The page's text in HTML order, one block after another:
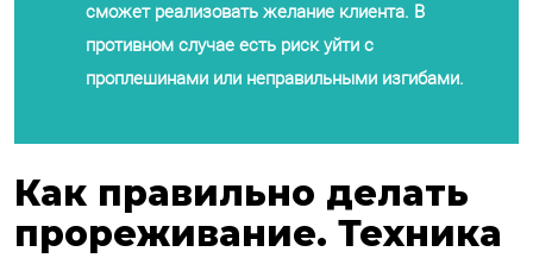
сможет реализовать желание клиента. В
противном случае есть риск уйти с
проплешинами или неправильными изгибами.
Как правильно делать
прореживание. Техника